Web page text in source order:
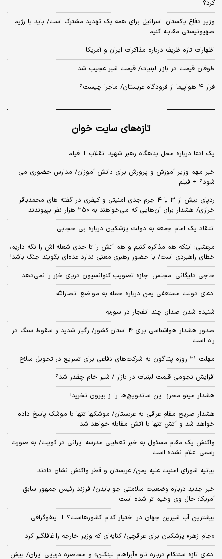
کرد؟
وزیر دفاع پاکستان: اسرائیل برای همه یک تهدید مشترک است/ باید با رژیم
صهیونیستی مقابله کنیم
اظهارات تازه ظریف درباره مذاکرات ایران و آمریکا
طوفان قیمت در بازار لبنیات/ قیمت شیر عجیب شد
فرار ۴ هواپیما از فرودگاه عربستان/ ماجرا چیست؟
تازه‌های سایت خوان
یک ادعا درباره محل پناهگاه‌ رهبر شهید انقلاب + فیلم
خبر مهم وزیر آموزش و پرورش برای دانش آموزان/ مدارس حضوری می
شود؟ + فیلم
ردپای بیش از ۳ یا ۴ جرم جدی امنیتی و کیفری در گفته های محمدباقر
خرازی/ هشدار برای آن‌هایی که می‌خواهند به ۲۵۰ هزار نفر بپیوندند
انتقاد یک امام جمعه به دولت پزشکیان درباره بی حجابی
مرعشی: اینکه هم مذاکره کنیم و هم آتش را تا حدی شعله اش را نگه داریم،
خطای راهبردی است/ با حضور رهبری معنی ندارد عده‌ای بگویند جنگ باشد!
حاجی دلیگانی: مجلس اجازه تصویب کنوانسیون دریای خزر را نمی‌دهد
ادعای دولت مستعفی یمن درباره حمله به مواضع انصارالله
شنیده شدن صدای چند انفجار در سوریه
صدور هشدار هواشناسی برای ۴ استان کشور/ رگبار شدید و سقوط سنگ در
راه است
مهلت ۲۱ روزه پنتاگون به شرکت‌های دفاعی برای تسریع در تحویل سلاح
افزایش نجومی قیمت لبنیات در بازار / شیر خام چقدر شد؟
هشدار مینو محرز؛ این ساندویچ‌ها را از بیرون نخرید!
هشدار صریح مقام عراقی به عربستان/ موشکها تنها با موشک پاسخ داده
خواهد شد و آتش تنها با آتش مقابله خواهد شد
واکنش یک مقام مسئول به خبر تعطیلی مدرسه ایرانی در کویت/ به صورت
رسمی اعلام نشده است
بیانیه شورای امنیت علیه یمن/ عربستان و قطر واکنش نشان دادند
خبر جدید درباره وضعیت سلامتی جو بایدن/ فرزند رئیس جمهور سابق
آمریکا: حال وی وخیم تر شده است
بیشترین آب شیرین جهان در اختیار کدام کشورهاست؟ + اینفوگرافی
«جام زهر» پزشکیان برای عراقچی/ کنایه‌ای که وزیر خارجه را غافلگیر کرد
ادعای تازه سنتکام درباره ناو «آبراهام لینکلن» و محاصره دریایی ایران/ بیش